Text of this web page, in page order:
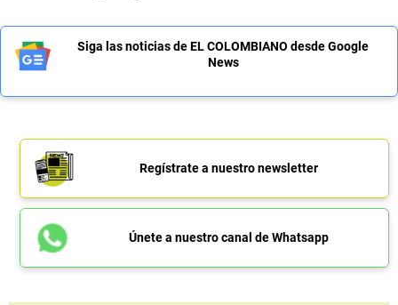
Siga las noticias de EL COLOMBIANO desde Google
News
Regístrate a nuestro newsletter
Únete a nuestro canal de Whatsapp